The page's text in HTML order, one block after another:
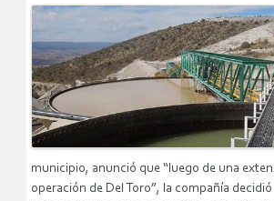
municipio, anunció que “luego de una
operación de Del Toro”, la compañía